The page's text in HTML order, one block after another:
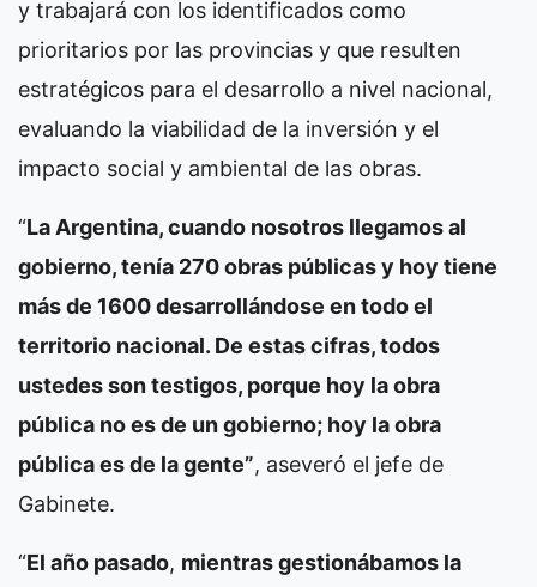
y trabajará con los identificados como
prioritarios por las provincias y que resulten
estratégicos para el desarrollo a nivel nacional,
evaluando la viabilidad de la inversión y el
impacto social y ambiental de las obras.
“La Argentina, cuando nosotros llegamos al
gobierno, tenía 270 obras públicas y hoy tiene
más de 1600 desarrollándose en todo el
territorio nacional. De estas cifras, todos
ustedes son testigos, porque hoy la obra
pública no es de un gobierno; hoy la obra
pública es de la gente”, aseveró el jefe de
Gabinete.
“El año pasado, mientras gestionábamos la